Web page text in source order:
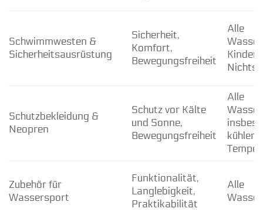
Schwimmwesten &
Sicherheitsausrüstung
Sicherheit,
Komfort,
Bewegungsfreiheit
Alle
Kinder,
Schutzbekleidung &
Neopren
Schutz vor Kälte
und Sonne,
Bewegungsfreiheit
Alle
Zubehör für
Wassersport
Funktionalität,
Langlebigkeit,
Praktikabilität
Alle